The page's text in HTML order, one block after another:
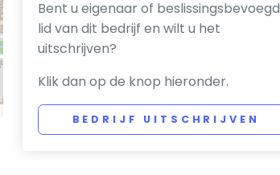
Bent u eigenaar of beslissingsbevoegd
lid van dit bedrijf en wilt u het
uitschrijven?
Klik dan op de knop hieronder.
BEDRIJF UITSCHRIJVEN